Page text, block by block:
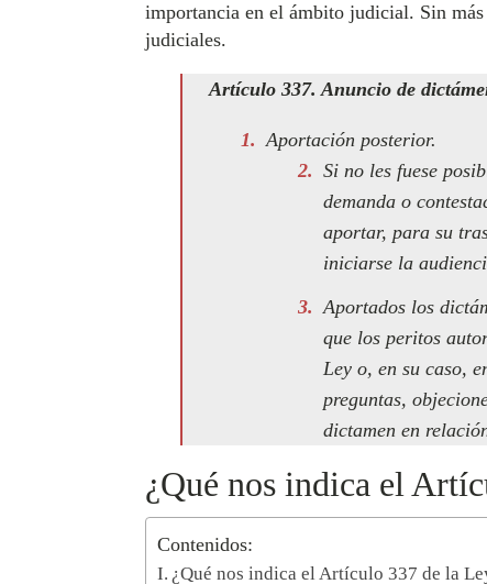
importancia en el ámbito judicial. Sin más
judiciales.
Artículo 337. Anuncio de
Aportación posterior.
Si no les fuese
demanda o
aportar, para su
iniciarse la
Aportados los
que los peritos
Ley o, en su caso,
preguntas,
dictamen en
¿Qué nos indica el
Contenidos:
¿Qué nos indica el Artículo 337 de la